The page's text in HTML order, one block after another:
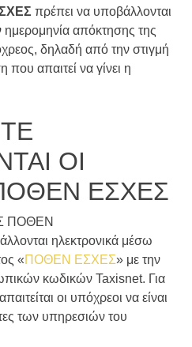
πρέπει να υποβάλλονται
ημερομηνία απόκτησης της
δηλαδή από την στιγμή
που απαιτεί να γίνει η
ΟΙ
ΕΣΧΕΣ
ΠΟΘΕΝ
ηλεκτρονικά μέσω
«ΠΟΘΕΝ ΕΣΧΕΣ» με την
κωδικών Taxisnet. Για
οι υπόχρεοι να είναι
των υπηρεσιών του